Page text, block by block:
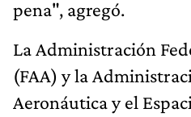
pena", agregó.
La Administración
(FAA) y la
Aeronáutica y el